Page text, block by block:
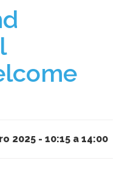
2025 - 10:15 a 14:00